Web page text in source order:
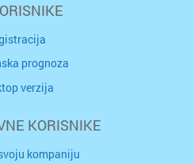
prognoza
verzija
KORISNIKE
kompaniju